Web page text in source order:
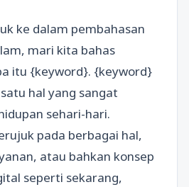
ke dalam pembahasan
mari kita bahas
itu {keyword}. {keyword}
hal yang sangat
sehari-hari.
pada berbagai hal,
atau bahkan konsep
seperti sekarang,